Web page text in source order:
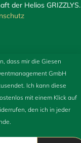
der Helios GRIZZLYS.
dass mir die Giesen
GmbH
Ich kann diese
mit einem Klick auf
den ich in jeder